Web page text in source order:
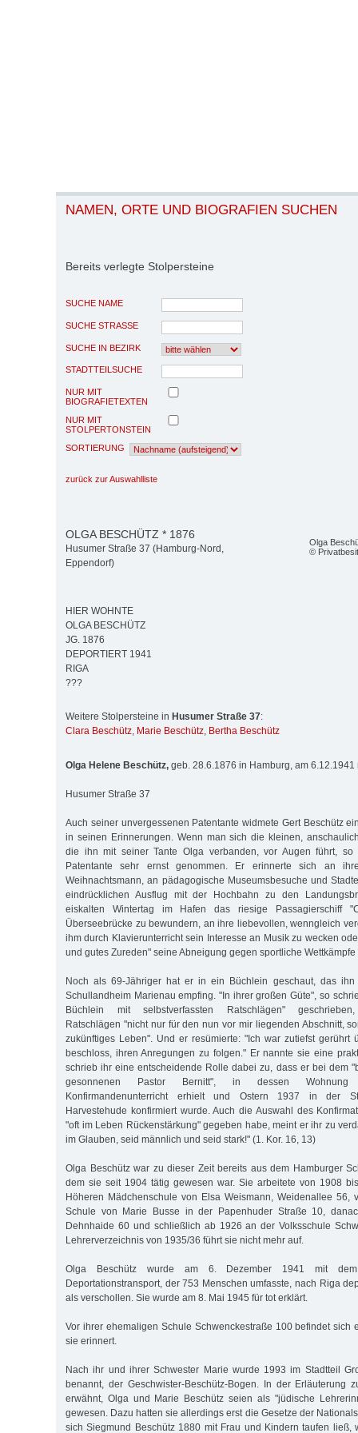
NAMEN, ORTE UND BIOGRAFIEN SUCHEN
Bereits verlegte Stolpersteine
SUCHE NAME
SUCHE STRASSE
SUCHE IN BEZIRK
STADTTEILSUCHE
NUR MIT
BIOGRAFIETEXTEN
NUR MIT
STOLPERTONSTEIN
SORTIERUNG
zurück zur Auswahlliste
Olga
©
OLGA BESCHÜTZ * 1876
Husumer Straße 37 (Hamburg-Nord,
Eppendorf)
HIER WOHNTE
OLGA BESCHÜTZ
JG. 1876
DEPORTIERT 1941
RIGA
???
Weitere Stolpersteine in Husumer Straße 37:
Clara Beschütz, Marie Beschütz, Bertha Beschütz
Olga Helene Beschütz, geb. 28.6.1876 in Hamburg, am
Husumer Straße 37
Auch seiner unvergessenen Patentante widmete Gert Beschütz
in seinen Erinnerungen. Wenn man sich die kleinen,
die ihn mit seiner Tante Olga verbanden, vor Augen führt,
Patentante sehr ernst genommen. Er erinnerte sich an
Weihnachtsmann, an pädagogische Museumsbesuche und
eindrücklichen Ausflug mit der Hochbahn zu den
eiskalten Wintertag im Hafen das riesige Passagierschiff
Überseebrücke zu bewundern, an ihre liebevollen, wenngleich
ihm durch Klavierunterricht sein Interesse an Musik zu wecken
und gutes Zureden" seine Abneigung gegen sportliche
Noch als 69-Jähriger hat er in ein Büchlein geschaut, das
Schullandheim Marienau empfing. "In ihrer großen Güte", so
Büchlein mit selbstverfassten Ratschlägen" geschrieben,
Ratschlägen "nicht nur für den nun vor mir liegenden Abschnitt,
zukünftiges Leben". Und er resümierte: "Ich war zutiefst gerührt
beschloss, ihren Anregungen zu folgen." Er nannte sie eine
schrieb ihr eine entscheidende Rolle da­bei zu, dass er bei dem
gesonnenen Pastor Bernitt", in dessen Wohnung
Konfirmandenunterricht erhielt und Ostern 1937 in der
Harvestehude konfirmiert wurde. Auch die Auswahl des
"oft im Leben Rückenstärkung" gegeben habe, meint er ihr zu
im Glauben, seid männlich und seid stark!" (1. Kor. 16, 13)
Olga Beschütz war zu dieser Zeit bereits aus dem Hamburger
dem sie seit 1904 tätig gewesen war. Sie arbeitete von 1908
Höheren Mädchenschule von Elsa Weismann, Weidenallee 56,
Schule von Marie Busse in der Papenhuder Straße 10,
Dehnhaide 60 und schließ­lich ab 1926 an der Volksschule
Lehrerverzeichnis von 1935/36 führt sie nicht mehr auf.
Olga Beschütz wurde am 6. Dezember 1941 mit dem
Deportationstransport, der 753 Menschen umfasste, nach Riga
als verschollen. Sie wurde am 8. Mai 1945 für tot erklärt.
Vor ihrer ehemaligen Schule Schwenckestraße 100 befindet sich
sie erinnert.
Nach ihr und ihrer Schwester Marie wurde 1993 im Stadtteil
benannt, der Geschwister-Beschütz-Bogen. In der Erläuterung
erwähnt, Olga und Marie Beschütz seien als "jüdische
gewesen. Dazu hatten sie allerdings erst die Gesetze der
sich Siegmund Beschütz 1880 mit Frau und Kindern taufen ließ,